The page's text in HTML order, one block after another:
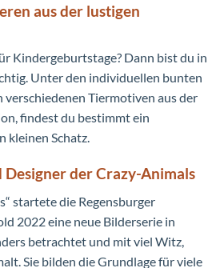
aus der lustigen
Kindergeburtstage? Dann bist du in
Unter den individuellen bunten
verschiedenen Tiermotiven aus der
findest du bestimmt ein
kleinen Schatz.
der Crazy-Animals
startete die Regensburger
2022 eine neue Bilderserie in
betrachtet und mit viel Witz,
Sie bilden die Grundlage für viele